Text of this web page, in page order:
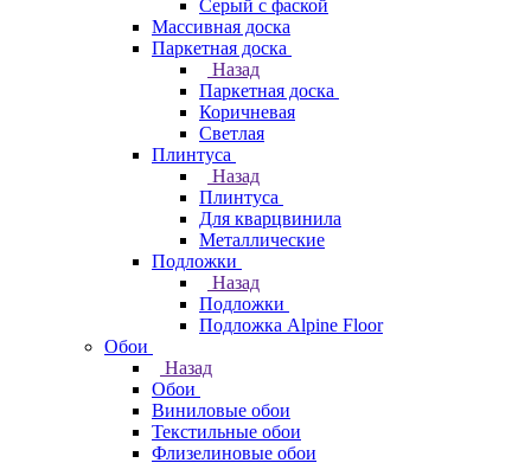
Серый с фаской
Массивная доска
Паркетная доска
Назад
Паркетная доска
Коричневая
Светлая
Плинтуса
Назад
Плинтуса
Для кварцвинила
Металлические
Подложки
Назад
Подложки
Подложка Alpine Floor
Обои
Назад
Обои
Виниловые обои
Текстильные обои
Флизелиновые обои